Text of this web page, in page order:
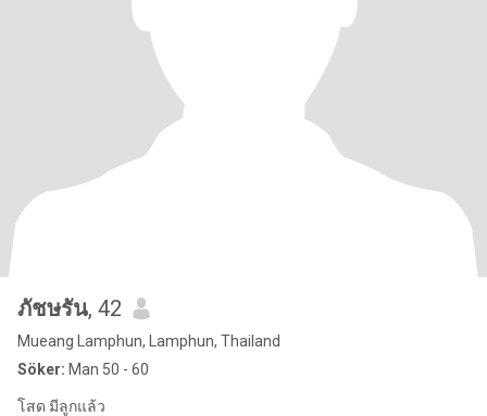
ภัชษรัน, 42
Mueang Lamphun, Lamphun, Thailand
Söker: Man 50 - 60
โสด มีลูกแล้ว